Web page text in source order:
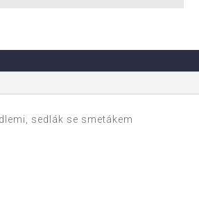
sedlák se smetákem